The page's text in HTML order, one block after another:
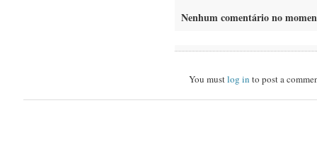
Nenhum comentário no
You mustlog in to post a